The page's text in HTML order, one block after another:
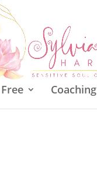
Free Coaching